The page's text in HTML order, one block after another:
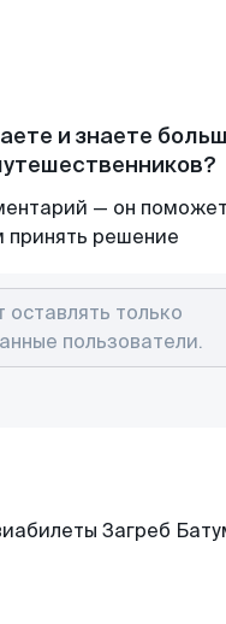
и знаете
— он поможет
принять решение